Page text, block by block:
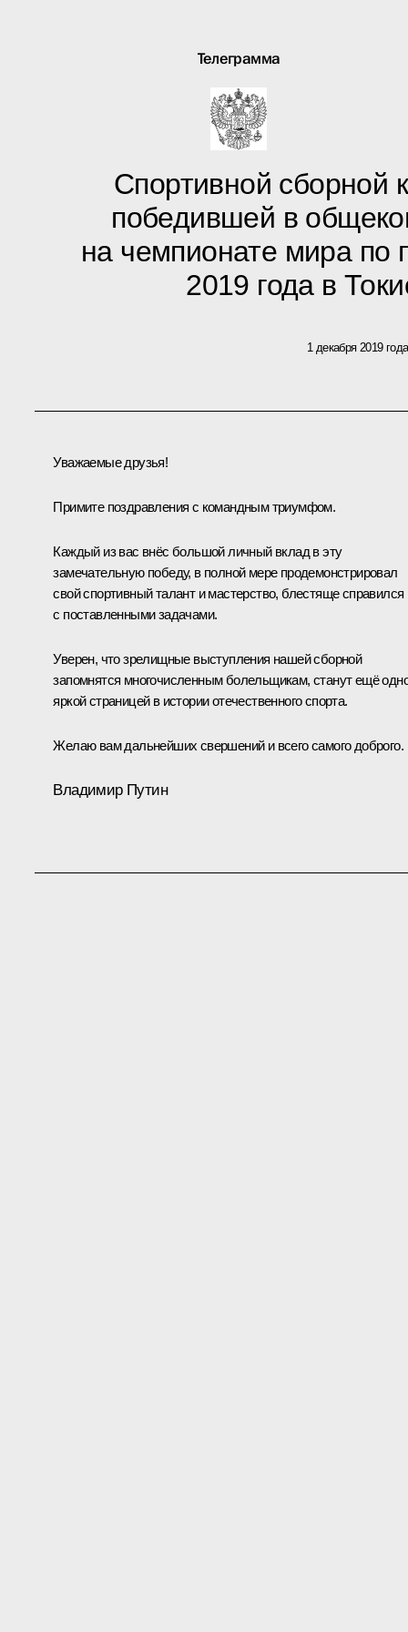
Телеграмма
Спортивной сборной
победившей в
на чемпионате мира по
2019 года в
1 декабря 2019 года
Уважаемые друзья!
Примите поздравления с командным триумфом.
Каждый из вас внёс большой личный вклад в эту
замечательную победу, в полной мере продемонстрировал
свой спортивный талант и мастерство, блестяще справился
с поставленными задачами.
Уверен, что зрелищные выступления нашей сборной
запомнятся многочисленным болельщикам, станут ещё
яркой страницей в истории отечественного спорта.
Желаю вам дальнейших свершений и всего самого доброго.
Владимир Путин